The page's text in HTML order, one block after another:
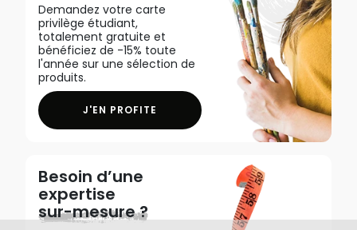
Demandez votre carte
privilège étudiant,
totalement gratuite et
bénéficiez de -15% toute
l'année sur une sélection de
produits.
J'EN PROFITE
Besoin d’une
expertise
sur-mesure ?